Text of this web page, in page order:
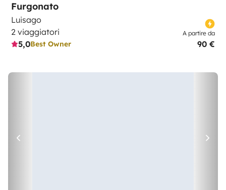
Furgonato
Luisago
2 viaggiatori
5,0Best Owner
A partire da
90 €